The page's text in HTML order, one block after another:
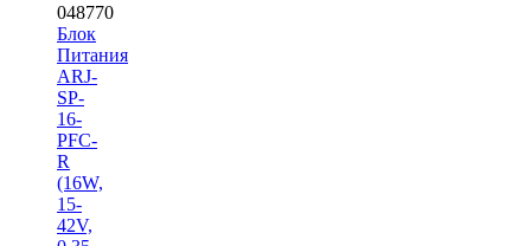
048770
Блок
Питания
ARJ-
SP-
16-
PFC-
R
(16W,
15-
42V,